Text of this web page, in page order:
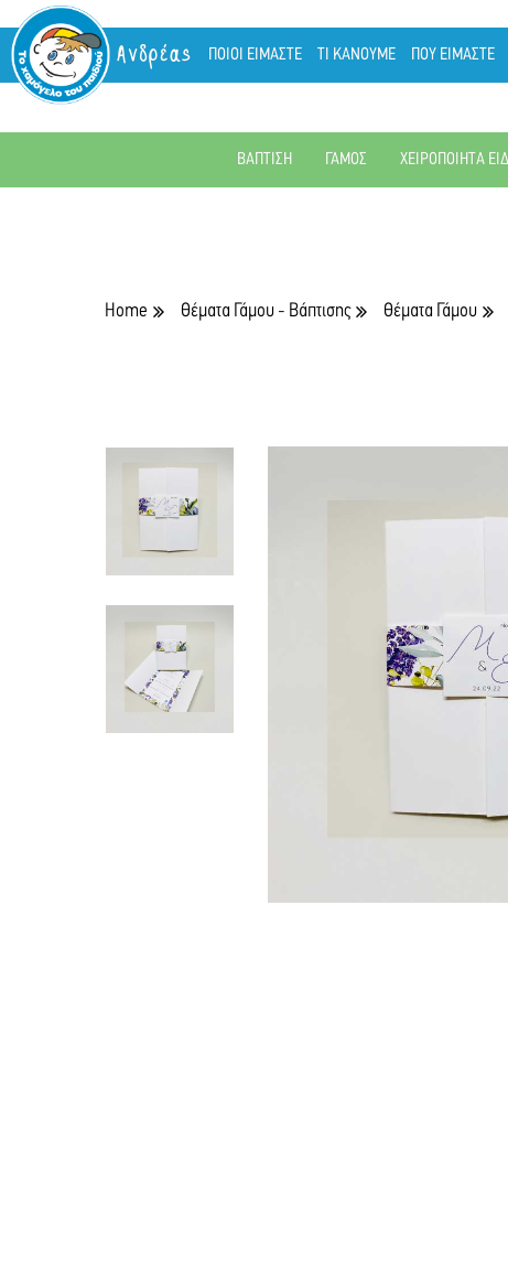
Ανδρέας ΠΟΙΟΙ ΕΙΜΑΣΤΕ ΤΙ ΚΑΝΟΥΜΕ ΠΟΥ ΕΙΜΑΣΤΕ
ΒΑΠΤΙΣΗ ΓΑΜΟΣ ΧΕΙΡΟΠΟΙΗΤΑ
Home Θέματα Γάμου - Βάπτισης Θέματα Γάμου